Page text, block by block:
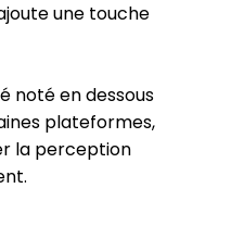
une touche
noté en dessous
plateformes,
la perception